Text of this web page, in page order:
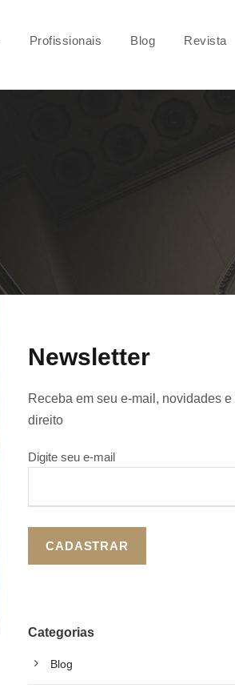
Profissionais Blog Revista
Newsletter
Receba em seu e-mail, novidades
direito
Digite seu e-mail
Categorias
Blog